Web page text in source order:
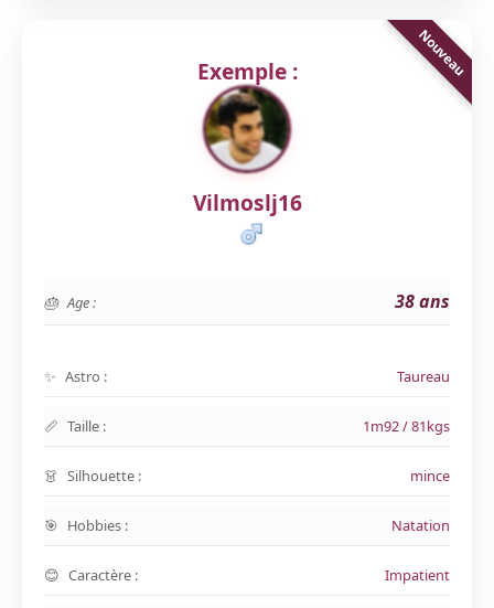
Exemple :
Vilmoslj16
Age : 38 ans
Astro : Taureau
Taille : 1m92 / 81kgs
Silhouette : mince
Hobbies : Natation
Caractère : Impatient